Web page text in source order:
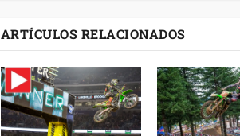
ARTÍCULOS RELACIONADOS